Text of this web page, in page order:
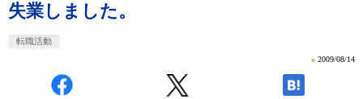
失業しました。
転職活動
» 2009/08/14